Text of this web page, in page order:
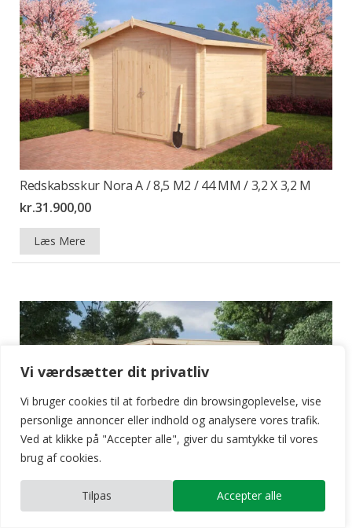
Vi værdsætter dit privatliv
Vi bruger cookies til at forbedre din browsingoplevelse, vise
personlige annoncer eller indhold og analysere vores trafik.
Ved at klikke på "Accepter alle", giver du samtykke til vores
brug af cookies.
Tilpas Accepter alle
Redskabsskur Nora A / 8,5 M2 / 44 MM / 3,2 X 3,2 M
kr.31.900,00
Læs Mere
Dobbelt Redskabsskur Type A / 15 M2 / 44 MM / 5 X 3
M